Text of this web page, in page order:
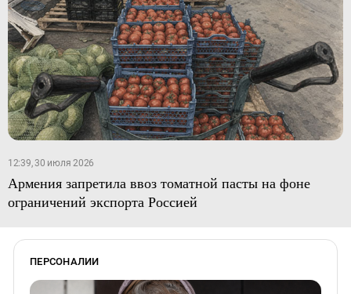
12:39, 30 июля 2026
Армения запретила ввоз томатной пасты на фоне
ограничений экспорта Россией
ПЕРСОНАЛИИ